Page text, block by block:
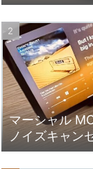
マーシャル
ノイズキャン
と使い方】